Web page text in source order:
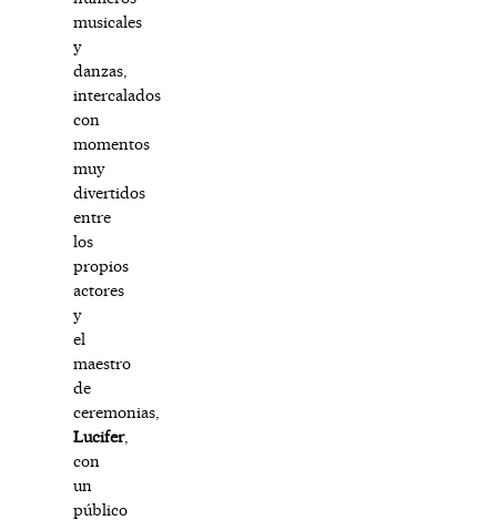
musicales
y
danzas,
intercalados
con
momentos
muy
divertidos
entre
los
propios
actores
y
el
maestro
de
ceremonias,
Lucifer,
con
un
público